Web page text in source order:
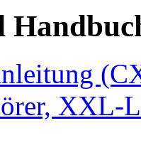
XXL-